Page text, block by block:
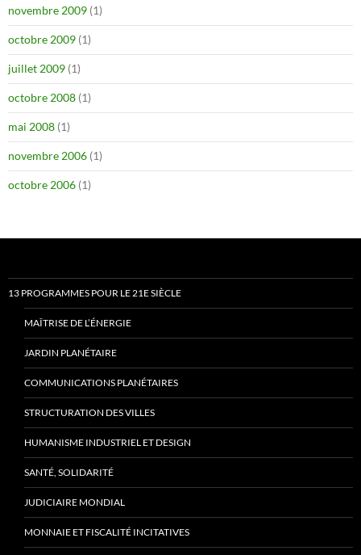
novembre 2009 (1)
octobre 2009 (1)
juillet 2009 (1)
octobre 2008 (1)
mai 2008 (1)
novembre 2006 (1)
octobre 2006 (1)
13 PROGRAMMES POUR LE 21E SIÈCLE
MAÎTRISE DE L’ÉNERGIE
JARDIN PLANÉTAIRE
COMMUNICATIONS PLANÉTAIRES
STRUCTURATION DES VILLES
HUMANISME INDUSTRIEL ET DESIGN
SANTÉ, SOLIDARITÉ
JUDICIAIRE MONDIAL
MONNAIE ET FISCALITÉ INCITATIVES